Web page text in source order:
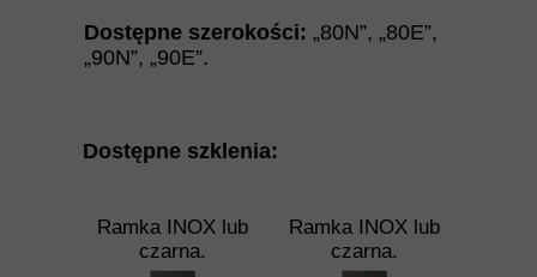
Ramka INOX lub
czarna.
Ramka INOX lub
czarna.
Dostępne szklenia:
Dostępne szerokości: „80N”, „80E”,
„90N”, „90E”.